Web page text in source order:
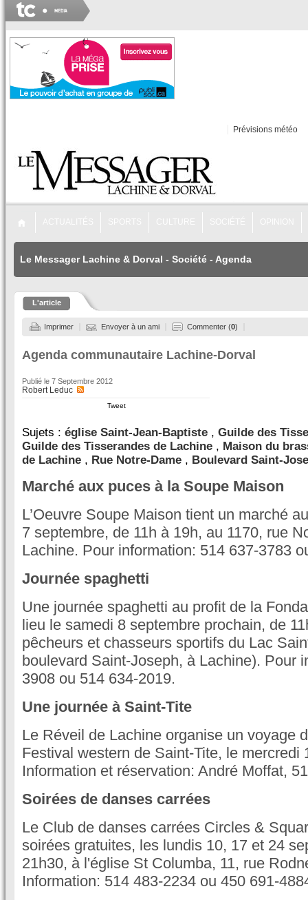
Prévisions météo
Le Messager Lachine & Dorval - Société - Agenda
L'article
Imprimer Envoyer à un ami Commenter (0)
Agenda communautaire Lachine-Dorval
Publié le 7 Septembre 2012
Robert Leduc
Tweet
Sujets : église Saint-Jean-Baptiste , Guilde des
Guilde des Tisserandes de Lachine , Maison du
de Lachine , Rue Notre-Dame , Boulevard Saint-
Marché aux puces à la Soupe Maison
L’Oeuvre Soupe Maison tient un marché
7 septembre, de 11h à 19h, au 1170, rue
Lachine. Pour information: 514 637-3783
Journée spaghetti
Une journée spaghetti au profit de la
lieu le samedi 8 septembre prochain, de
pêcheurs et chasseurs sportifs du Lac
boulevard Saint-Joseph, à Lachine). Pour
3908 ou 514 634-2019.
Une journée à Saint-Tite
Le Réveil de Lachine organise un voyage
Festival western de Saint-Tite, le mercredi
Information et réservation: André Moffat,
Soirées de danses carrées
Le Club de danses carrées Circles &
soirées gratuites, les lundis 10, 17 et 24
21h30, à l'église St Columba, 11, rue
Information: 514 483-2234 ou 450 691-